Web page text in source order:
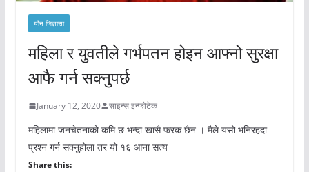
यौन जिज्ञासा
महिला र युवतीले गर्भपतन होइन आफ्नो सुरक्षा
आफै गर्न सक्नुपर्छ
January 12, 2020 साइन्स इन्फोटेक
महिलामा जनचेतनाको कमि छ भन्दा खासै फरक छैन । मैले यसो भनिरहदा
प्रश्न गर्न सक्नुहोला तर यो १६ आना सत्य
Share this: